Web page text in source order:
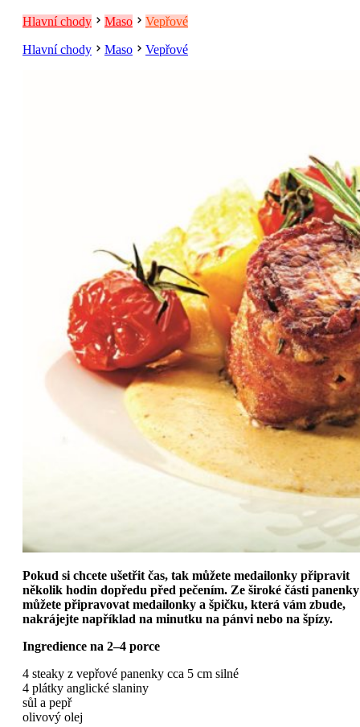
Hlavní chody Maso Vepřové
Hlavní chody Maso Vepřové
Pokud si chcete ušetřit čas, tak můžete medailonky připravit
několik hodin dopředu před pečením. Ze široké části panenky
můžete připravovat medailonky a špičku, která vám zbude,
nakrájejte například na minutku na pánvi nebo na špízy.
Ingredience na 2–4 porce
4 steaky z vepřové panenky cca 5 cm silné
4 plátky anglické slaniny
sůl a pepř
olivový olej